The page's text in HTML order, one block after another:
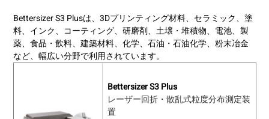
Bettersizer S3 Plusは、3Dプリンティング材料、セラミック、塗
料、インク、コーティング、研磨剤、土壌・堆積物、電池、製
薬、食品・飲料、建築材料、化学、石油・石油化学、粉末冶金
など、幅広い分野で利用されています。
Bettersizer S3 Plus
レーザー回折・散乱式粒度分布測定装
置